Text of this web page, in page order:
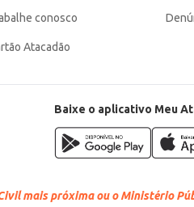
conosco
Atacadão
Baixe o aplicativo Meu
mais próxima ou o Ministério